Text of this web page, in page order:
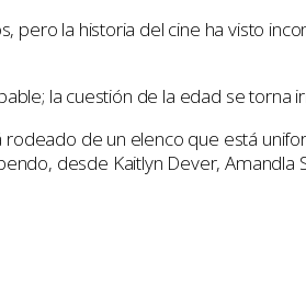
la historia del cine ha visto
la cuestión de la edad se torna
de un elenco que está
desde Kaitlyn Dever, Amandla